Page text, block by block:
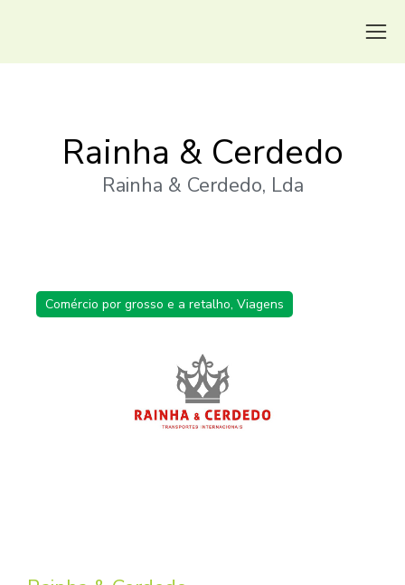
Rainha & Cerdedo
Rainha & Cerdedo, Lda
Comércio por grosso e a retalho, Viagens